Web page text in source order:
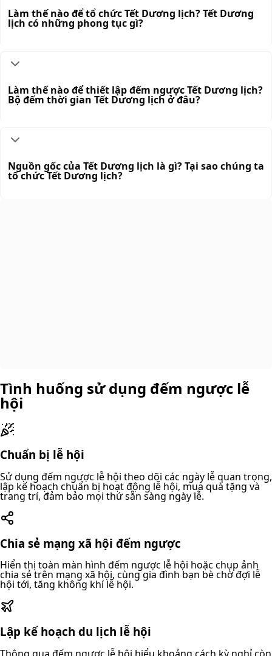
Làm thế nào để tổ chức Tết Dương lịch? Tết Dương
lịch có những phong tục gì?
Làm thế nào để thiết lập đếm ngược Tết Dương lịch?
Bộ đếm thời gian Tết Dương lịch ở đâu?
Nguồn gốc của Tết Dương lịch là gì? Tại sao chúng ta
tổ chức Tết Dương lịch?
Tình huống sử dụng đếm ngược lễ
hội
Chuẩn bị lễ hội
Sử dụng đếm ngược lễ hội theo dõi các ngày lễ quan trọng,
lập kế hoạch chuẩn bị hoạt động lễ hội, mua quà tặng và
trang trí, đảm bảo mọi thứ sẵn sàng ngày lễ.
Chia sẻ mạng xã hội đếm ngược
Hiển thị toàn màn hình đếm ngược lễ hội hoặc chụp ảnh
chia sẻ trên mạng xã hội, cùng gia đình bạn bè chờ đợi lễ
hội tới, tăng không khí lễ hội.
Lập kế hoạch du lịch lễ hội